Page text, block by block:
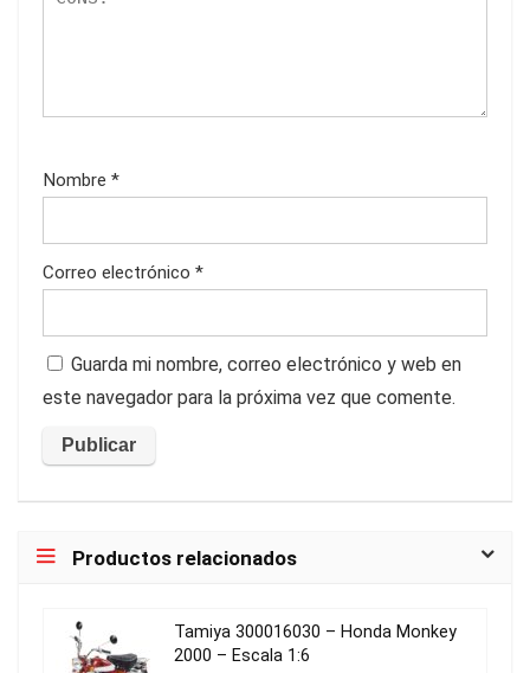
Nombre *
Correo electrónico *
Guarda mi nombre, correo electrónico y web en
este navegador para la próxima vez que comente.
Productos relacionados
Tamiya 300016030 – Honda Monkey
2000 – Escala 1:6